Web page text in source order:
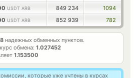
USDT ARB 849 234
1094
USDT ARB 852 939 782
8 надежных обменных пунктов.
обмена: 1.027452
1.153500
которые уже учтены в курсах